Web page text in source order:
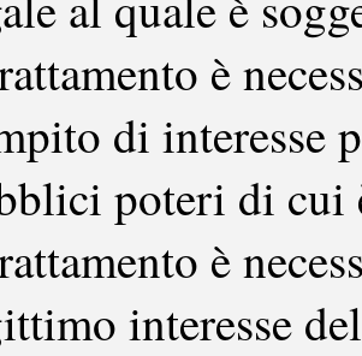
è
di interesse
poteri di cui
è
interesse